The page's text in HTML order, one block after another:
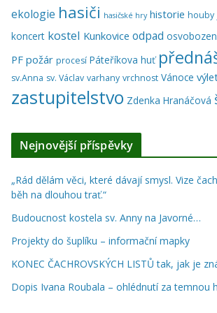
ekologie hasiči hasičské hry historie houby
koncert kostel Kunkovice odpad
PF požár procesí Páteříkova huť
sv.Anna sv. Václav varhany vrchnost Vánoce
zastupitelstvo Zdenka Hranáčová
Nejnovější příspěvky
„Rád dělám věci, které dávají smysl. Vize
běh na dlouhou trať.“
Budoucnost kostela sv. Anny na Javorné…
Projekty do šuplíku – informační mapky
KONEC ČACHROVSKÝCH LISTŮ tak, jak je
Dopis Ivana Roubala – ohlédnutí za temnou